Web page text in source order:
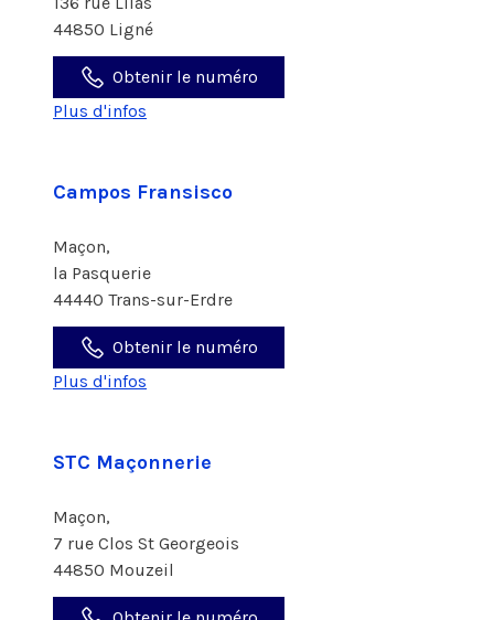
44850 Ligné
Obtenir le numéro
Plus d'infos
Campos Fransisco
Maçon,
la Pasquerie
44440 Trans-sur-Erdre
Obtenir le numéro
Plus d'infos
STC Maçonnerie
Maçon,
7 rue Clos St Georgeois
44850 Mouzeil